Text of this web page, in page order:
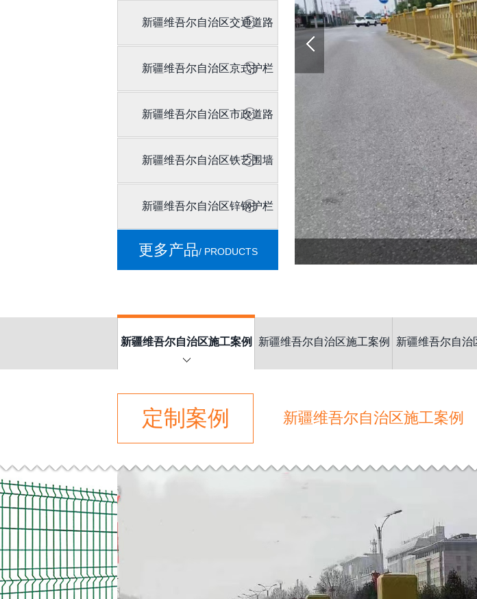
2 3
新疆维吾尔自治区交通道路
护栏
新疆维吾尔自治区京式护栏
新疆维吾尔自治区市政道路
护栏
新疆维吾尔自治区铁艺围墙
栏杆
新疆维吾尔自治区锌钢护栏
更多产品/ PRODUCTS
新疆维吾尔自治区施工案例 新疆维吾尔自治区施工案例 新疆维吾尔自治
定制案例 新疆维吾尔自治区施工案例